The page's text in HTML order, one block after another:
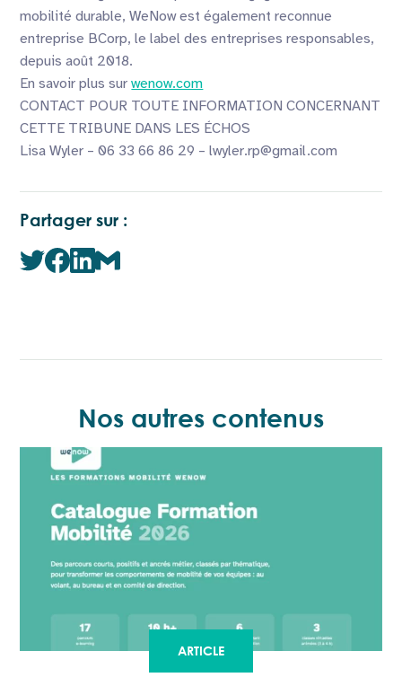
mobilité durable, WeNow est également reconnue
entreprise BCorp, le label des entreprises responsables,
depuis août 2018.
​En savoir plus surwenow.com
CONTACT POUR TOUTE INFORMATION CONCERNANT
CETTE TRIBUNE DANS LES ÉCHOS
Lisa Wyler – 06 33 66 86 29 – lwyler.rp@gmail.com
Partager sur :
Nos autres contenus
ARTICLE